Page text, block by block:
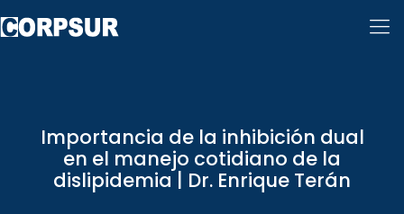
Importancia de la inhibición dual
en el manejo cotidiano de la
dislipidemia | Dr. Enrique Terán